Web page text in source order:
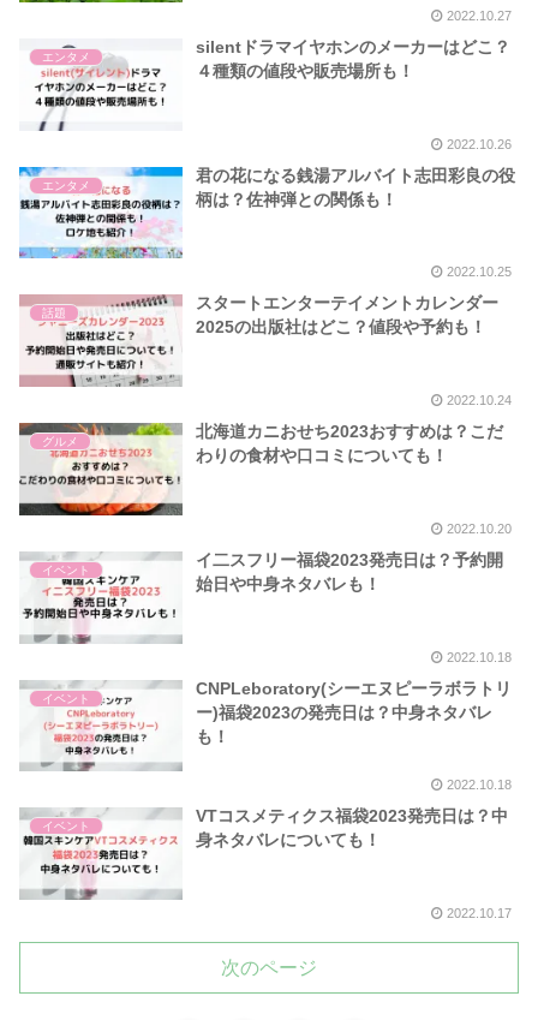
2022.10.27
エンタメ
silentドラマイヤホンのメーカーはどこ？
４種類の値段や販売場所も！
2022.10.26
エンタメ
君の花になる銭湯アルバイト志田彩良の役
柄は？佐神弾との関係も！
2022.10.25
話題
スタートエンターテイメントカレンダー
2025の出版社はどこ？値段や予約も！
2022.10.24
グルメ
北海道カニおせち2023おすすめは？こだ
わりの食材や口コミについても！
2022.10.20
イベント
イ二スフリー福袋2023発売日は？予約開
始日や中身ネタバレも！
2022.10.18
イベント
CNPLeboratory(シーエヌピーラボラトリ
ー)福袋2023の発売日は？中身ネタバレ
も！
2022.10.18
イベント
VTコスメティクス福袋2023発売日は？中
身ネタバレについても！
2022.10.17
次のページ